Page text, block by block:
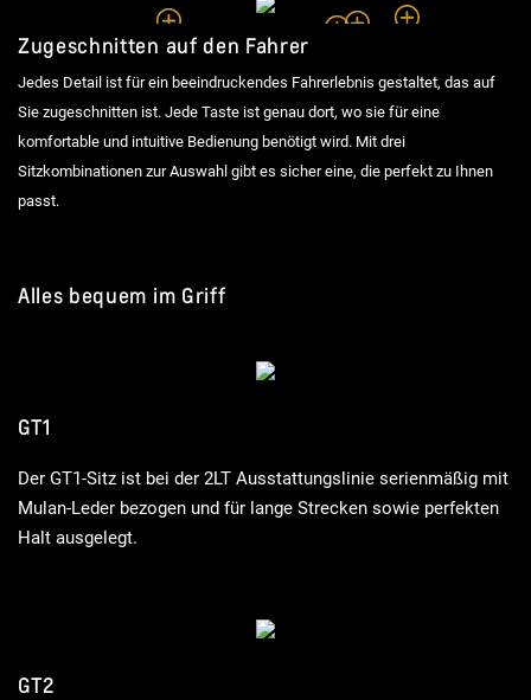
Vom Rennsport inspiriertes
Stauraum
Vertikal
Ultra-
Zugeschnitten auf den Fahrer
Jedes Detail ist für ein beeindruckendes Fahrerlebnis gestaltet, das auf
Sie zugeschnitten ist. Jede Taste ist genau dort, wo sie für eine
komfortable und intuitive Bedienung benötigt wird. Mit drei
Sitzkombinationen zur Auswahl gibt es sicher eine, die perfekt zu Ihnen
passt.
Alles bequem im Griff
GT1
Der GT1-Sitz ist bei der 2LT Ausstattungslinie serienmäßig mit
Mulan-Leder bezogen und für lange Strecken sowie perfekten
Halt ausgelegt.
GT2